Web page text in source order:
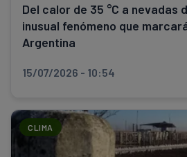
Del calor de 35 °C a nevadas
inusual fenómeno que
Argentina
15/07/2026 - 10:54
CLIMA